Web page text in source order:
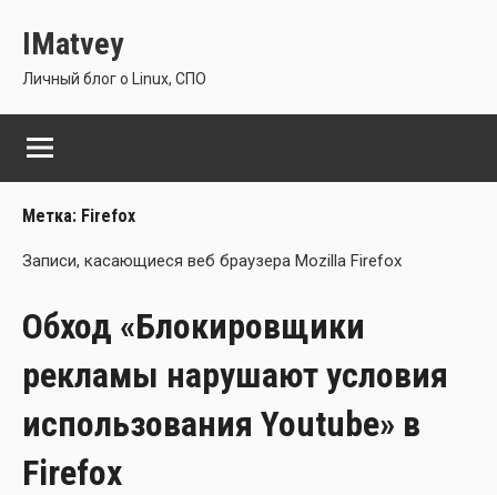
содержимому
IMatvey
Личный блог о Linux, СПО
Метка: Firefox
Запи­си, каса­ю­щи­е­ся веб бра­у­зе­ра Mozilla Firefox
Обход «Блокировщики
рекламы нарушают условия
использования Youtube» в
Firefox